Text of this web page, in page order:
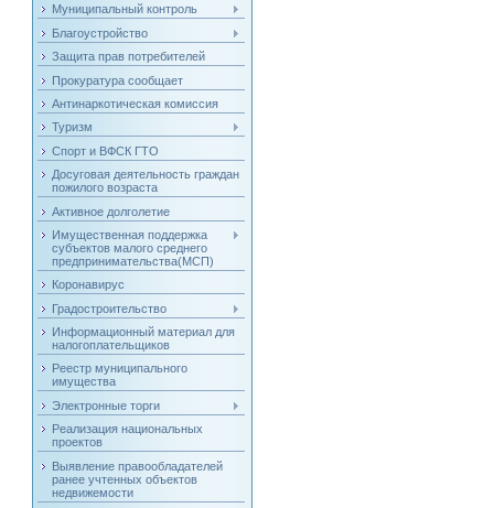
Муниципальный контроль
Благоустройство
Защита прав потребителей
Прокуратура сообщает
Антинаркотическая комиссия
Туризм
Спорт и ВФСК ГТО
Досуговая деятельность граждан
пожилого возраста
Активное долголетие
Имущественная поддержка
субъектов малого среднего
предпринимательства(МСП)
Коронавирус
Градостроительство
Информационный материал для
налогоплательщиков
Реестр муниципального
имущества
Электронные торги
Реализация национальных
проектов
Выявление правообладателей
ранее учтенных объектов
недвижемости